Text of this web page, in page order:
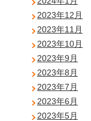
2023年12月
2023年11月
2023年10月
2023年9月
2023年8月
2023年7月
2023年6月
2023年5月